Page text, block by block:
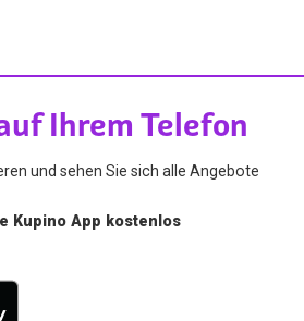
Ihrem Telefon
und sehen Sie sich alle Angebote
Kupino App kostenlos